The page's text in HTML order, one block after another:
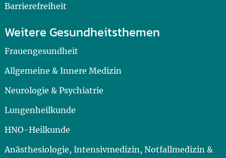
Barrierefreiheit
Weitere Gesundheitsthemen
Frauengesundheit
Allgemeine & Innere Medizin
Neurologie & Psychiatrie
Lungenheilkunde
HNO-Heilkunde
Anästhesiologie, Intensivmedizin, Notfallmedizin &